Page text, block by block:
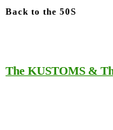
Back to the 50S
The KUSTOMS &